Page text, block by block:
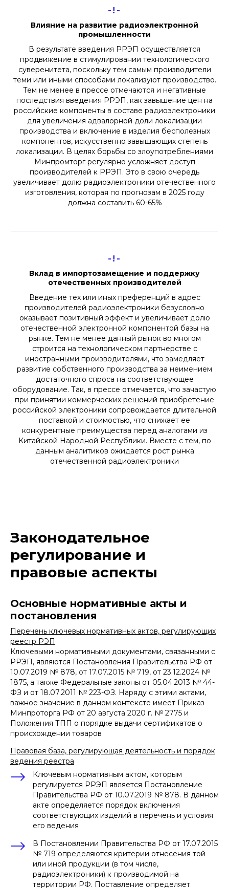
-!-
Влияние на развитие радиоэлектронной
промышленности
В результате введения РРЭП осуществляется
продвижение в стимулировании технологического
суверенитета, поскольку тем самым производители
теми или иными способами локализуют производство.
Тем не менее в прессе отмечаются и негативные
последствия введения РРЭП, как завышение цен на
российские компоненты в составе радиоэлектроники
для увеличения адвалорной доли локализации
производства и включение в изделия бесполезных
компонентов, искусственно завышающих степень
локализации. В целях борьбы со злоупотреблениями
Минпромторг регулярно усложняет доступ
производителей к РРЭП. Это в свою очередь
увеличивает долю радиоэлектроники отечественного
изготовления, которая по прогнозам в 2025 году
должна составить 60-65%
-!-
Вклад в импортозамещение и поддержку
отечественных производителей
Введение тех или иных преференций в адрес
производителей радиоэлектроники безусловно
оказывает позитивный эффект и увеличивает долю
отечественной электронной компонентой базы на
рынке. Тем не менее данный рынок во многом
строится на технологическом партнерстве с
иностранными производителями, что замедляет
развитие собственного производства за неимением
достаточного спроса на соответствующее
оборудование. Так, в прессе отмечается, что зачастую
при принятии коммерческих решений приобретение
российской электроники сопровождается длительной
поставкой и стоимостью, что снижает ее
конкурентные преимущества перед аналогами из
Китайской Народной Республики. Вместе с тем, по
данным аналитиков ожидается рост рынка
отечественной радиоэлектроники
Законодательное
регулирование и
правовые аспекты
Основные нормативные акты и
постановления
Перечень ключевых нормативных актов, регулирующих
реестр РЭП
Ключевыми нормативными документами, связанными с
РРЭП, являются Постановления Правительства РФ от
10.07.2019 № 878, от 17.07.2015 № 719, от 23.12.2024 №
1875, а также Федеральные законы от 05.04.2013 № 44-
ФЗ и от 18.07.2011 № 223-ФЗ. Наряду с этими актами,
важное значение в данном контексте имеет Приказ
Минпроторга РФ от 20 августа 2020 г. № 2775 и
Положения ТПП о порядке выдачи сертификатов о
происхождении товаров
Правовая база, регулирующая деятельность и порядок
ведения реестра
Ключевым нормативным актом, которым
регулируется РРЭП является Постановление
Правительства РФ от 10.07.2019 № 878. В данном
акте определяется порядок включения
соответствующих изделий в перечень и условия
его ведения
В Постановлении Правительства РФ от 17.07.2015
№ 719 определяются критерии отнесения той
или иной продукции (в том числе,
радиоэлектроники) к производимой на
территории РФ. Поставление определяет